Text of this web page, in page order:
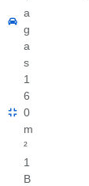
a
g
a
s
1
6
0
m
²
1
B